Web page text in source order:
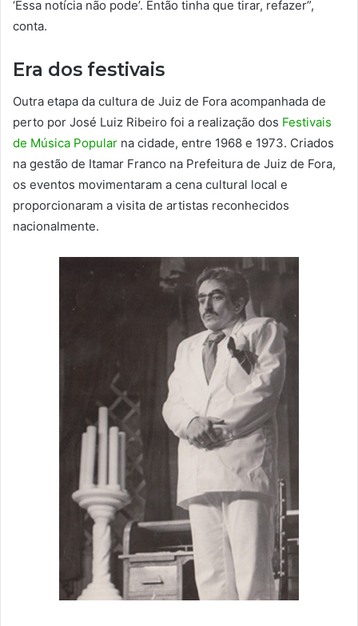
‘Essa notícia não pode’. Então tinha que tirar, refazer”,
conta.
Era dos festivais
Outra etapa da cultura de Juiz de Fora acompanhada de
perto por José Luiz Ribeiro foi a realização dos Festivais
de Música Popular na cidade, entre 1968 e 1973. Criados
na gestão de Itamar Franco na Prefeitura de Juiz de Fora,
os eventos movimentaram a cena cultural local e
proporcionaram a visita de artistas reconhecidos
nacionalmente.